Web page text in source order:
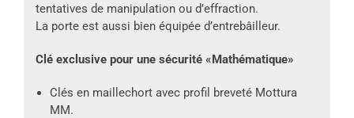
tentatives de manipulation ou d’effraction.
La porte est aussi bien équipée d’entrebâilleur.
Clé exclusive pour une sécurité «Mathématique»
Clés en maillechort avec profil breveté Mottura
MM.